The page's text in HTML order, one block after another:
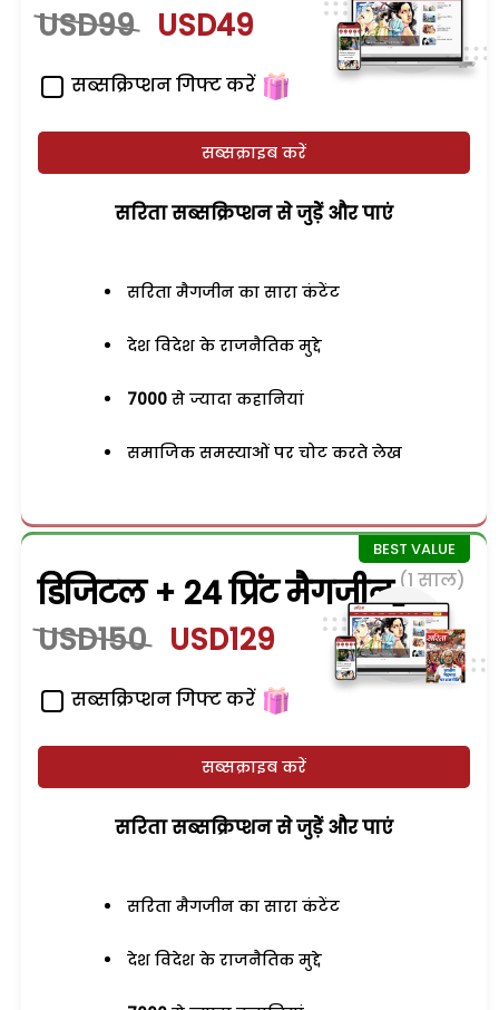
USD99 USD49
सब्सक्रिप्शन गिफ्ट करें
सब्सक्राइब करें
सरिता सब्सक्रिप्शन से जुड़ेें और पाएं
सरिता मैगजीन का सारा कंटेंट
देश विदेश के राजनैतिक मुद्दे
7000 से ज्यादा कहानियां
समाजिक समस्याओं पर चोट करते लेख
डिजिटल + 24 प्रिंट मैगजीन (1 साल)
USD150 USD129
सब्सक्रिप्शन गिफ्ट करें
सब्सक्राइब करें
सरिता सब्सक्रिप्शन से जुड़ेें और पाएं
सरिता मैगजीन का सारा कंटेंट
देश विदेश के राजनैतिक मुद्दे